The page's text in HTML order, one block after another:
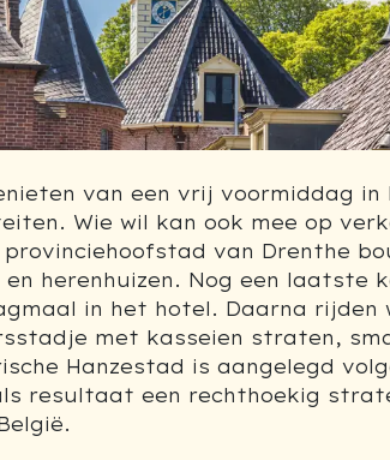
Previous
van een vrij voormiddag
Wie wil kan ook mee op
van Drenthe
herenhuizen. Nog een laatste
in het hotel. Daarna rijden
met kasseien straten,
Hanzestad is aangelegd
resultaat een rechthoekig